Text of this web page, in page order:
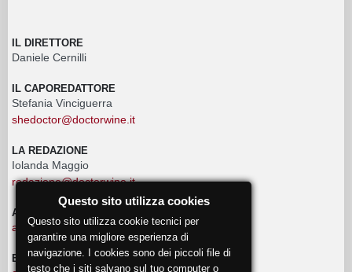
IL DIRETTORE
Daniele Cernilli
IL CAPOREDATTORE
Stefania Vinciguerra
shedoctor@doctorwine.it
LA REDAZIONE
Iolanda Maggio
redazione@doctorwine.it
ADVERTISING
advertising@doctorwine.it
EVENTI
Questo sito utilizza cookies
Questo sito utilizza cookie tecnici per
garantire una migliore esperienza di
navigazione. I cookies sono dei piccoli file di
testo che i siti salvano sul tuo computer o